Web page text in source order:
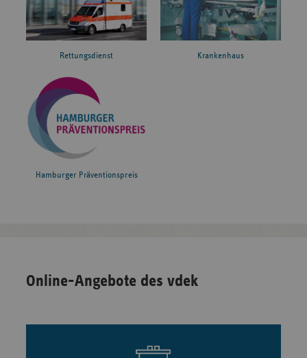
Rettungsdienst Krankenhaus
Hamburger Präventionspreis
Online-Angebote des vdek